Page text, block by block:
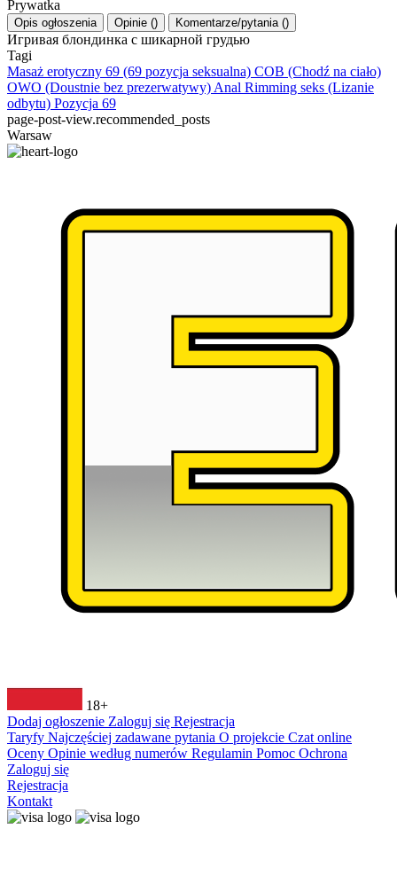
Prywatka
Opis ogłoszenia Opinie () Komentarze/pytania ()
Игривая блондинка с шикарной грудью
Tagi
Masaż erotyczny 69 (69 pozycja seksualna) COB (Chodź na ciało)
OWO (Doustnie bez prezerwatywy) Anal Rimming seks (Lizanie
odbytu) Pozycja 69
page-post-view.recommended_posts
Warsaw
18+
Dodaj ogłoszenie Zaloguj się Rejestracja
Taryfy Najczęściej zadawane pytania O projekcie Czat online
Oceny Opinie według numerów Regulamin Pomoc Ochrona
Zaloguj się
Rejestracja
Kontakt